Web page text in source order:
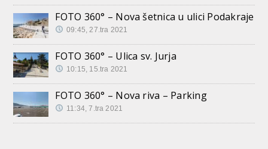
FOTO 360° – Nova šetnica u ulici Podakraje
09:45, 27.tra 2021
FOTO 360° – Ulica sv. Jurja
10:15, 15.tra 2021
FOTO 360° – Nova riva – Parking
11:34, 7.tra 2021